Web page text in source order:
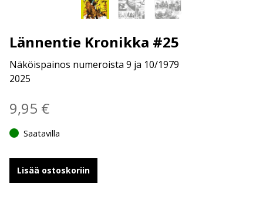
Lännentie Kronikka #25
Näköispainos numeroista 9 ja 10/1979
2025
9,95 €
Saatavilla
Lisää ostoskoriin